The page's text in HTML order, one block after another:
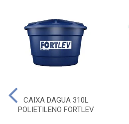
CAIXA DAGUA 310L
POLIETILENO FORTLEV